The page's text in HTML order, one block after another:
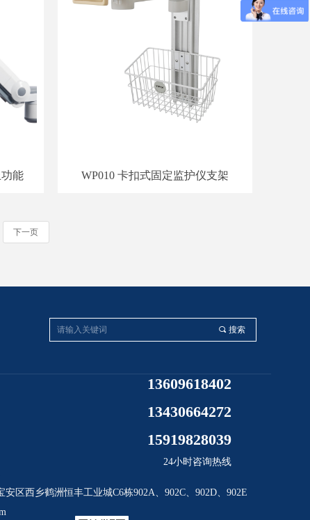
能 WP010 卡扣式固定监护仪支架
下一页
13609618402
13430664272
15919828039
24小时咨询热线
安区西乡鹤洲恒丰工业城C6栋902A、902C、902D、902E
끠 搜索